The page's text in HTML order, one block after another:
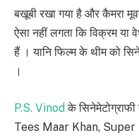
बखूबी रखा गया है और कैमरा
ऐसा नहीं लगता कि विक्रम या
हैं । यानि फिल्म के थीम को
।
P.S. Vinod के
Tees Maar Khan, Super